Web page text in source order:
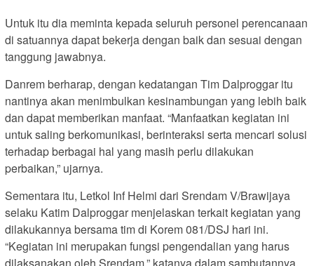
Untuk itu dia meminta kepada seluruh personel perencanaan
di satuannya dapat bekerja dengan baik dan sesuai dengan
tanggung jawabnya.
Danrem berharap, dengan kedatangan Tim Dalproggar itu
nantinya akan menimbulkan kesinambungan yang lebih baik
dan dapat memberikan manfaat. “Manfaatkan kegiatan ini
untuk saling berkomunikasi, berinteraksi serta mencari solusi
terhadap berbagai hal yang masih perlu dilakukan
perbaikan,” ujarnya.
Sementara itu, Letkol Inf Helmi dari Srendam V/Brawijaya
selaku Katim Dalproggar menjelaskan terkait kegiatan yang
dilakukannya bersama tim di Korem 081/DSJ hari ini.
“Kegiatan ini merupakan fungsi pengendalian yang harus